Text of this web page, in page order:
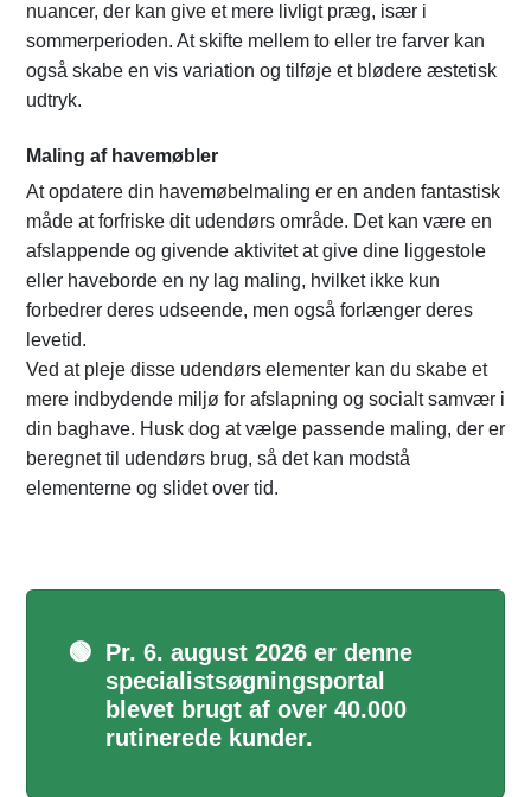
nuancer, der kan give et mere livligt præg, især i
sommerperioden. At skifte mellem to eller tre farver kan
også skabe en vis variation og tilføje et blødere æstetisk
udtryk.
Maling af havemøbler
At opdatere din havemøbelmaling er en anden fantastisk
måde at forfriske dit udendørs område. Det kan være en
afslappende og givende aktivitet at give dine liggestole
eller haveborde en ny lag maling, hvilket ikke kun
forbedrer deres udseende, men også forlænger deres
levetid.
Ved at pleje disse udendørs elementer kan du skabe et
mere indbydende miljø for afslapning og socialt samvær i
din baghave. Husk dog at vælge passende maling, der er
beregnet til udendørs brug, så det kan modstå
elementerne og slidet over tid.
🟢 Pr. 6. august 2026 er denne
specialistsøgningsportal
blevet brugt af over 40.000
rutinerede kunder.